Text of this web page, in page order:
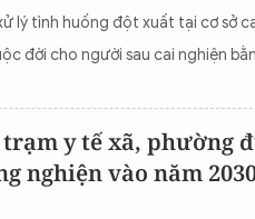
PHỐ THÔNG MINH
lý tình huống đột xuất tại cơ sở
đời cho người sau cai nghiện
trạm y tế xã, phường
nghiện vào năm